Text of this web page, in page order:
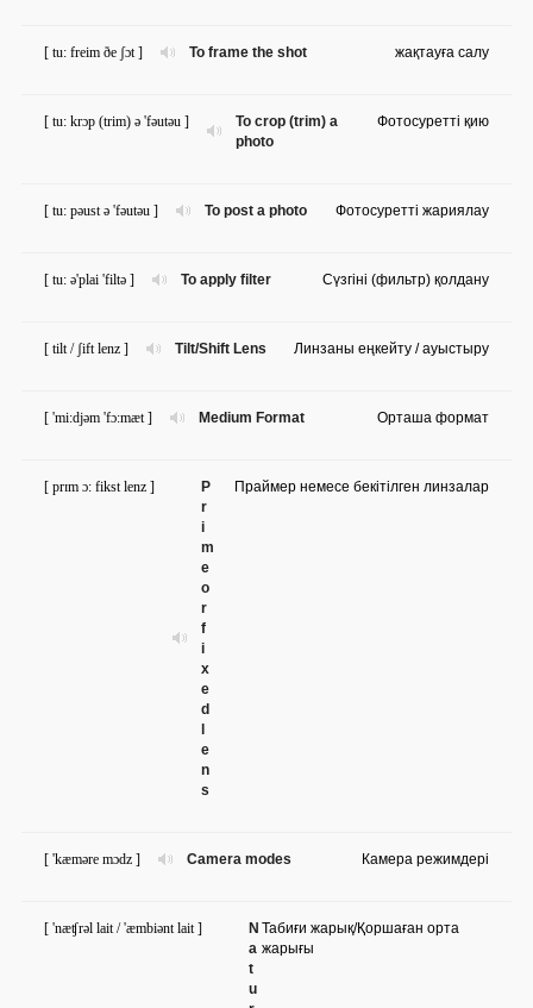
To frame the shot
[ tu: freim ðe ʃɔt ] жақтауға салу
To crop (trim) a
photo
[ tu: krɔp (trim) ə 'fəutəu ] Фотосуретті қию
To post a photo
[ tu: pəust ə 'fəutəu ] Фотосуретті жариялау
To apply filter
[ tu: ə'plai 'filtə ] Сүзгіні (фильтр) қолдану
Tilt/Shift Lens
[ tilt / ʃift lenz ] Линзаны еңкейту / ауыстыру
Medium Format
[ 'mi:djəm 'fɔ:mæt ] Орташа формат
P
r
i
m
e
o
r
f
i
x
e
d
e
n
s
[ prɪm ɔ: fikst lenz ] Праймер немесе бекітілген линзалар
Camera modes
[ 'kæməre mɔdz ] Камера режимдері
N
a
t
u
[ 'næʧrəl lait / 'æmbiənt lait ]
Табиғи жарық/Қоршаған орта
жарығы